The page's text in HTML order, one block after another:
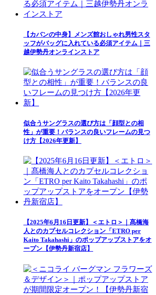
【カバンの中身】メンズ館おしゃれ男性スタ
ッフがバッグに入れている必須アイテム｜三
越伊勢丹オンラインストア
似合うサングラスの選び方は「顔型との相
性」が重要！バランスの良いフレームの見つ
け方【2026年更新】
【2025年6月16日更新】＜エトロ＞｜髙橋海
人とのカプセルコレクション「ETRO per
Kaito Takahashi」のポップアップストアをオ
ープン【伊勢丹新宿店】